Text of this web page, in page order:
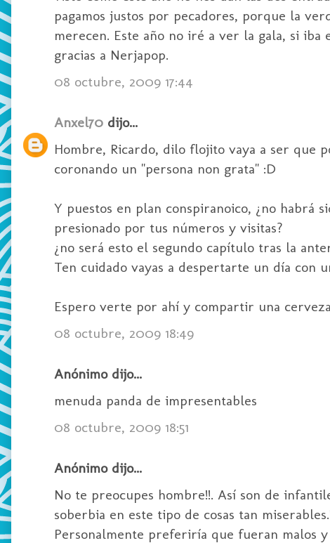
pagamos justos por pecadores, porque la
merecen. Este año no iré a ver la gala, si
gracias a Nerjapop.
08 octubre, 2009 17:44
Anxel70 dijo...
Hombre, Ricardo, dilo flojito vaya a ser
coronando un "persona non grata" :D
Y puestos en plan conspiranoico, ¿no habrá
presionado por tus números y visitas?
¿no será esto el segundo capítulo tras la
Ten cuidado vayas a despertarte un día con
Espero verte por ahí y compartir una
08 octubre, 2009 18:49
Anónimo dijo...
menuda panda de impresentables
08 octubre, 2009 18:51
Anónimo dijo...
No te preocupes hombre!!. Así son de
soberbia en este tipo de cosas tan
Personalmente preferiría que fueran malos